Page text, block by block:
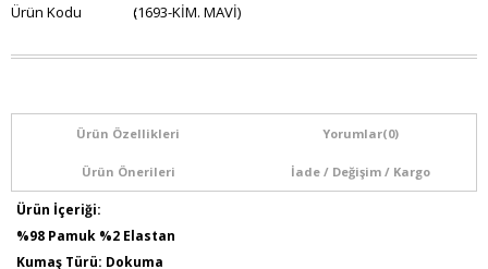
(1693-KİM. MAVİ)
Ürün Özellikleri Yorumlar(0)
Ürün Önerileri İade / Değişim / Kargo
Ürün İçeriği:
%98 Pamuk %2 Elastan
Kumaş Türü: Dokuma